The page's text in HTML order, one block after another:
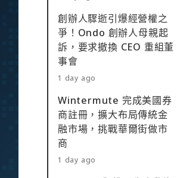
創辦人驟逝引爆經營權之
爭！Ondo 創辦人母親起
訴，要求撤換 CEO 重組董
事會
1 day ago
Wintermute 完成美國券
商註冊，擴大布局傳統金
融市場，挑戰華爾街做市
商
1 day ago